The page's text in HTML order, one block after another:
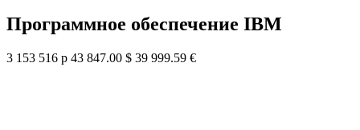
Программное обеспечение IBM
3 153 516 р 43 847.00 $ 39 999.59 €